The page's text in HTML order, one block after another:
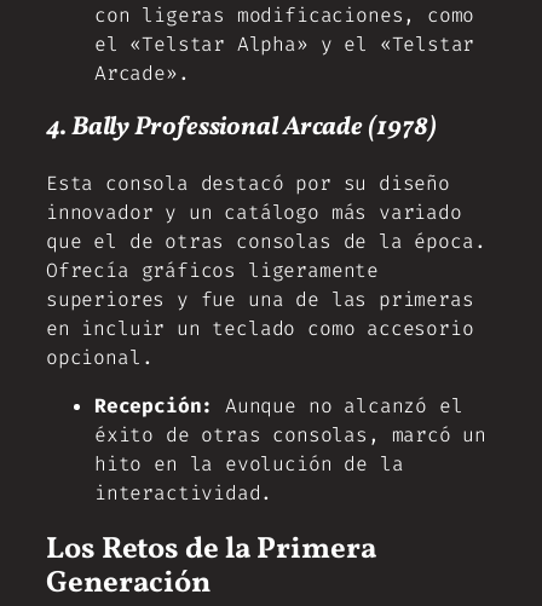
con ligeras modificaciones, como
el «Telstar Alpha» y el «Telstar
Arcade».
4. Bally Professional Arcade (1978)
Esta consola destacó por su diseño
innovador y un catálogo más variado
que el de otras consolas de la época.
Ofrecía gráficos ligeramente
superiores y fue una de las primeras
en incluir un teclado como accesorio
opcional.
Recepción:
Aunque no alcanzó el
éxito de otras consolas, marcó un
hito en la evolución de la
interactividad.
Los Retos de la Primera
Generación